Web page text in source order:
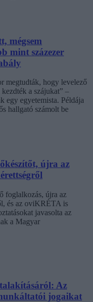
mégsem
mint százezer
megtudták, hogy levelező
a szájukat” –
egy egyetemista. Példája
hallgató számolt be
újra az
foglalkozás, újra az
és az oviKRÉTA is
javasolta az
a Magyar
Az
jogaikat